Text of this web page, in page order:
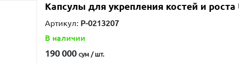
Капсулы для укрепления костей и роста
Артикул: P-0213207
В наличии
190 000 сум / шт.